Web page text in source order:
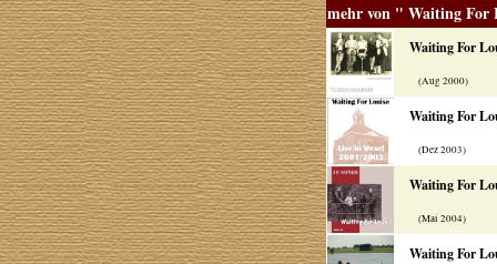
mehr von " Waiting For
Waiting For
(Aug 2000)
Waiting For
(Dez 2003)
Waiting For
(Mai 2004)
Waiting For